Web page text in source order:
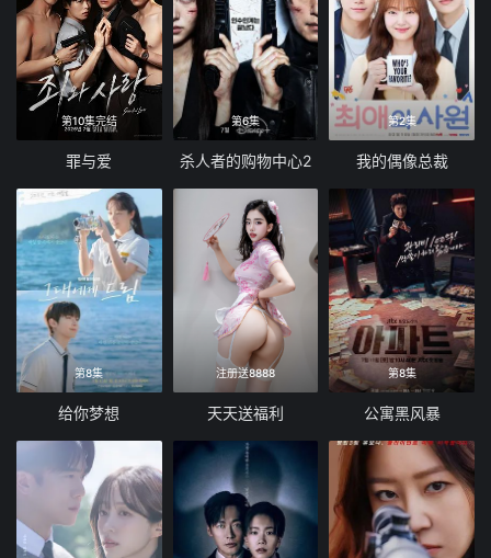
第10集完结
罪与爱
第6集
杀人者的购物中心2
第2集
我的偶像总裁
第8集
给你梦想
注册送8888
天天送福利
第8集
公寓黑风暴